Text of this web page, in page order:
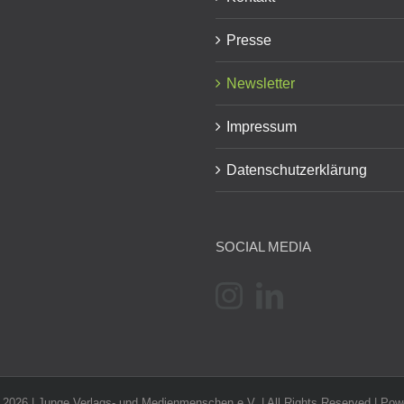
Presse
Newsletter
Impressum
Datenschutzerklärung
SOCIAL MEDIA